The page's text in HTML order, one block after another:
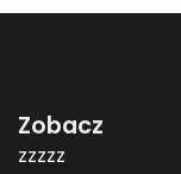
Zobacz
zzzzz